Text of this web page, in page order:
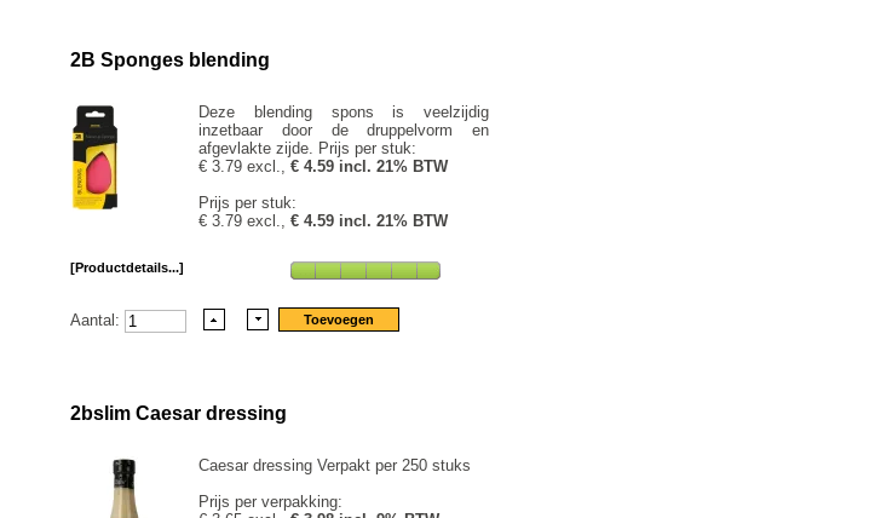
2B Sponges blending
Deze blending spons is veelzijdig
inzetbaar door de druppelvorm en
afgevlakte zijde. Prijs per stuk:
€ 3.79 excl., € 4.59 incl. 21% BTW
Prijs per stuk:
€ 3.79 excl., € 4.59 incl. 21% BTW
[Productdetails...]
Aantal:
2bslim Caesar dressing
Caesar dressing Verpakt per 250 stuks
Prijs per verpakking: